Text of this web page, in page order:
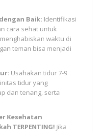
Baik: Identifikasi
cara sehat untuk
waktu di
teman bisa menjadi
Usahakan tidur 7-9
tidur yang
dan tenang, serta
Kesehatan
TERPENTING! Jika